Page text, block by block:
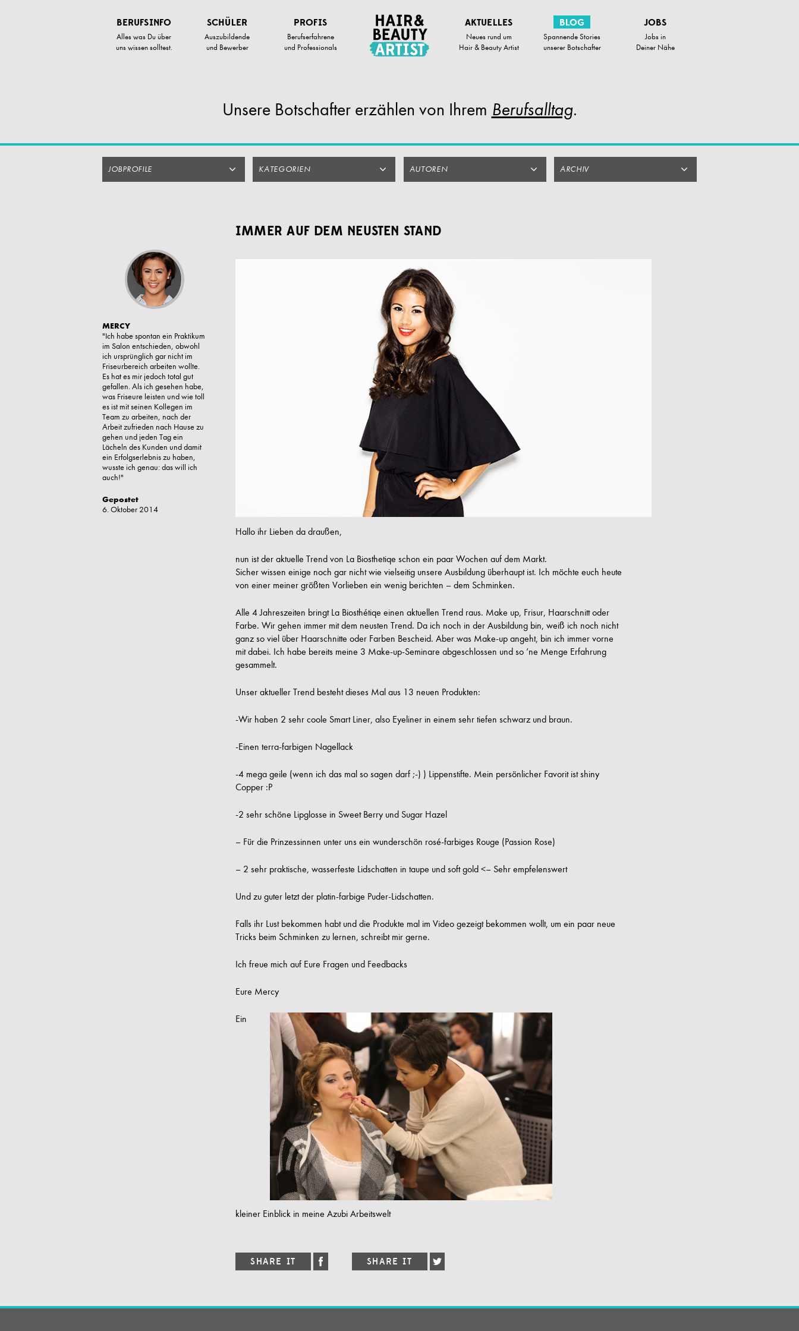
Artikel
Springen
BERUFSINFO
Alles was Du über
uns wissen solltest.
SCHÜLER
Auszubildende
und Bewerber
PROFIS
Berufserfahrene
und Professionals
AKTUELLES
Neues rund um
Hair & Beauty Artist
BLOG
Spannende Stories
unserer Botschafter
JOBS
Jobs in
Deiner Nähe
Unsere Botschafter erzählen von Ihrem Berufsalltag.
JOBPROFILE KATEGORIEN AUTOREN ARCHIV
MERCY
"Ich habe spontan ein Praktikum
im Salon entschieden, obwohl
ich ursprünglich gar nicht im
Friseurbereich arbeiten wollte.
Es hat es mir jedoch total gut
gefallen. Als ich gesehen habe,
was Friseure leisten und wie toll
es ist mit seinen Kollegen im
Team zu arbeiten, nach der
Arbeit zufrieden nach Hause zu
gehen und jeden Tag ein
Lächeln des Kunden und damit
ein Erfolgserlebnis zu haben,
wusste ich genau: das will ich
auch!"
Gepostet
6. Oktober 2014
IMMER AUF DEM NEUSTEN STAND
Hallo ihr Lieben da draußen,
nun ist der aktuelle Trend von La Biosthetiqe schon ein paar Wochen auf dem Markt.
Sicher wissen einige noch gar nicht wie vielseitig unsere Ausbildung überhaupt ist. Ich möchte euch heute
von einer meiner größten Vorlieben ein wenig berichten – dem Schminken.
Alle 4 Jahreszeiten bringt La Biosthétiqe einen aktuellen Trend raus. Make up, Frisur, Haarschnitt oder
Farbe. Wir gehen immer mit dem neusten Trend. Da ich noch in der Ausbildung bin, weiß ich noch nicht
ganz so viel über Haarschnitte oder Farben Bescheid. Aber was Make-up angeht, bin ich immer vorne
mit dabei. Ich habe bereits meine 3 Make-up-Seminare abgeschlossen und so ’ne Menge Erfahrung
gesammelt.
Unser aktueller Trend besteht dieses Mal aus 13 neuen Produkten:
-Wir haben 2 sehr coole Smart Liner, also Eyeliner in einem sehr tiefen schwarz und braun.
-Einen terra-farbigen Nagellack
-4 mega geile (wenn ich das mal so sagen darf ;-) ) Lippenstifte. Mein persönlicher Favorit ist shiny
Copper :P
-2 sehr schöne Lipglosse in Sweet Berry und Sugar Hazel
– Für die Prinzessinnen unter uns ein wunderschön rosé-farbiges Rouge (Passion Rose)
– 2 sehr praktische, wasserfeste Lidschatten in taupe und soft gold <– Sehr empfelenswert
Und zu guter letzt der platin-farbige Puder-Lidschatten.
Falls ihr Lust bekommen habt und die Produkte mal im Video gezeigt bekommen wollt, um ein paar neue
Tricks beim Schminken zu lernen, schreibt mir gerne.
Ich freue mich auf Eure Fragen und Feedbacks
Eure Mercy
Ein
kleiner Einblick in meine Azubi Arbeitswelt